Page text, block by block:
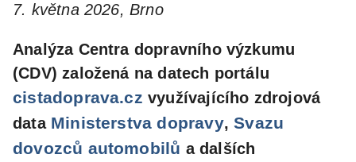
7. května 2026, Brno
Analýza Centra dopravního výzkumu
(CDV) založená na datech portálu
cistadoprava.cz využívajícího zdrojová
data Ministerstva dopravy,Svazu
dovozců automobilů a dalších